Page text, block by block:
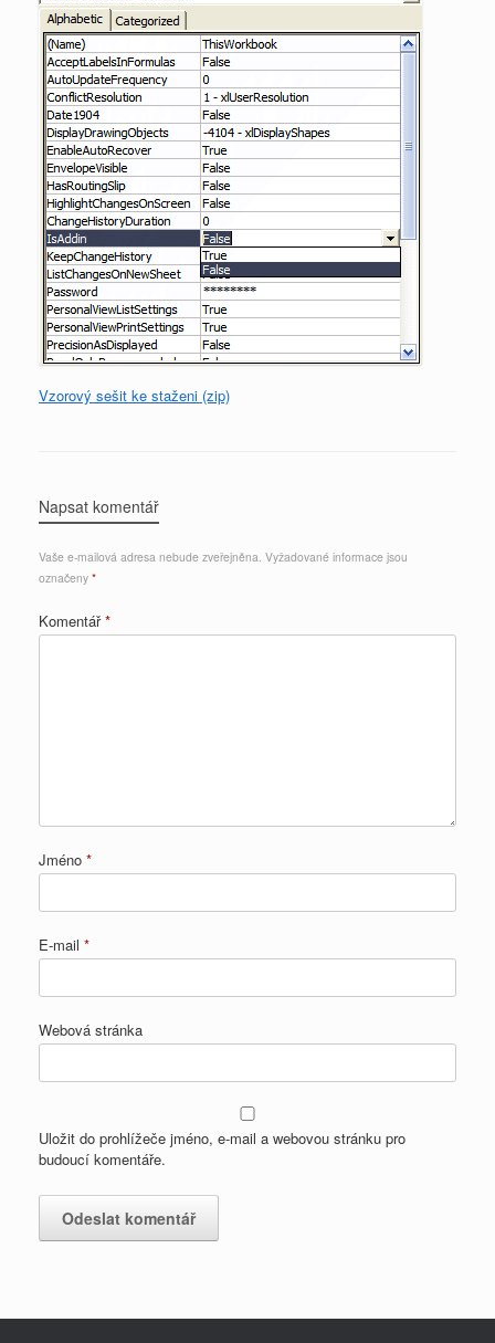
Vzorový sešit ke staženi (zip)
Napsat komentář
Vaše e-mailová adresa nebude zveřejněna. Vyžadované informace jsou
označeny *
Komentář*
Jméno *
E-mail *
Webová stránka
Uložit do prohlížeče jméno, e-mail a webovou stránku pro
budoucí komentáře.